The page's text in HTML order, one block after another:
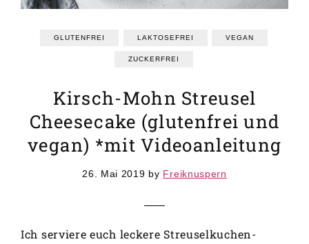
GLUTENFREI LAKTOSEFREI VEGAN
ZUCKERFREI
Kirsch-Mohn Streusel
Cheesecake (glutenfrei und
vegan) *mit Videoanleitung
26. Mai 2019 by Freiknuspern
Ich serviere euch leckere Streuselkuchen-